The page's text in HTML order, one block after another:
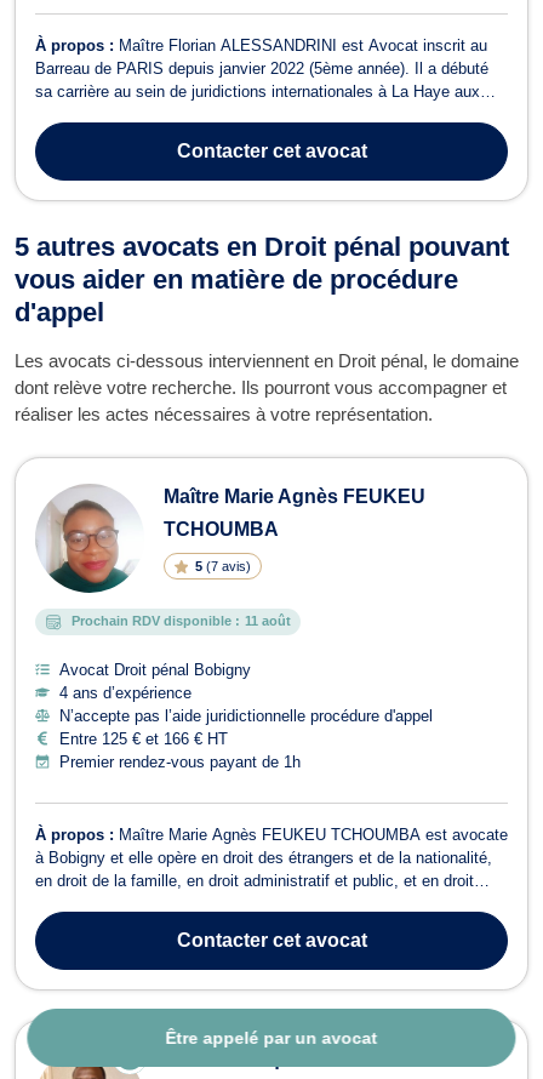
Être appelé par un avocat
À propos : Maître Florian ALESSANDRINI est Avocat inscrit au
Barreau de PARIS depuis janvier 2022 (5ème année). Il a débuté
sa carrière au sein de juridictions internationales à La Haye aux
internationale de Justice. Sa formation d’avocat l’a ensuite conduit
à privilégi...
Contactercet avocat
5 autres avocats en Droit pénal pouvant
vous aider en matière de procédure
d'appel
Les avocats ci-dessous interviennent en Droit pénal, le domaine
dont relève votre recherche. Ils pourront vous accompagner et
réaliser les actes nécessaires à votre représentation.
Maître Marie Agnès FEUKEU
TCHOUMBA
5 (7 avis)
Prochain RDV disponible : 11 août
Avocat Droit pénal Bobigny
4 ans d’expérience
N’accepte pas l’aide juridictionnelle procédure d'appel
Entre 125 € et 166 € HT
Premier rendez-vous payant de 1h
À propos : Maître Marie Agnès FEUKEU TCHOUMBA est avocate
à Bobigny et elle opère en droit des étrangers et de la nationalité,
en droit de la famille, en droit administratif et public, et en droit
des étrangers et de la nationalité. Elle vous conseille et vous
représente en cas... Contactercet avocat
N